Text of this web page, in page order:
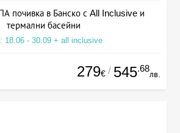
почивка в Банско с All Inclusive и
термални басейни
18.06 - 30.09 + all inclusive
279€ / 545.68
лв.